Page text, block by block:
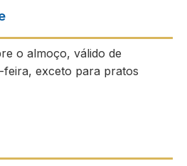
o almoço, válido de
exceto para pratos